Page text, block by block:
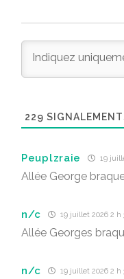
229
Peuplzraie 19
Allée George
n/c 19 juillet 2026 2 h
Allée Georges
n/c 19 juillet 2026 2 h